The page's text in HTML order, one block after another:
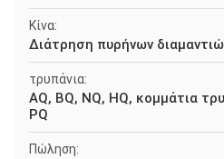
Κίνα:
Διάτρηση πυρήνων
τρυπάνια:
AQ, BQ, NQ, HQ, κομμάτια
PQ
Πώληση: